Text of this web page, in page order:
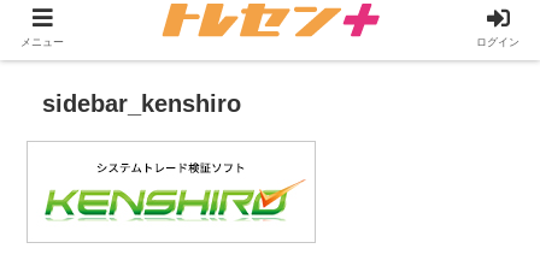
sidebar_kenshiro
メニュー ログイン